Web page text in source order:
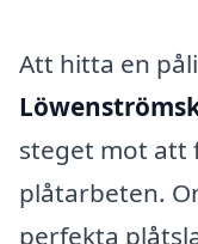
Att hitta en
steget mot att
plåtarbeten.
perfekta